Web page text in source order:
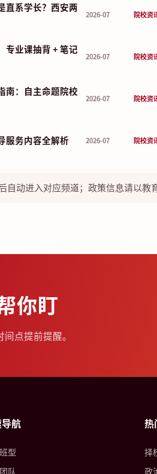
直系学长？西安两
2026-07 院校资
专业课抽背 + 笔记
2026-07 院校资
南：自主命题院校
2026-07 院校资
服务内容全解析 2026-07 院校资
自动进入对应频道；政策信息请以教
你盯
点提前提醒。
航
型
队
热
择
政